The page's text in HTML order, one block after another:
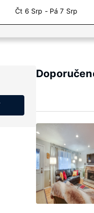
Čt 6 Srp - Pá 7 Srp